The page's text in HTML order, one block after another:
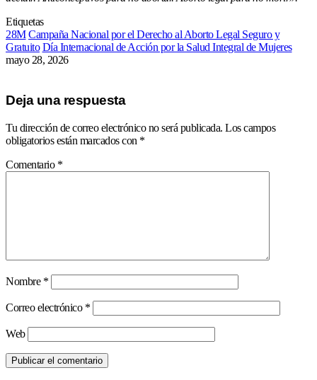
Etiquetas
28M Campaña Nacional por el Derecho al Aborto Legal Seguro y
Gratuito Día Internacional de Acción por la Salud Integral de Mujeres
mayo 28, 2026
Deja una respuesta
Tu dirección de correo electrónico no será publicada. Los campos
obligatorios están marcados con *
Comentario *
Nombre *
Correo electrónico *
Web